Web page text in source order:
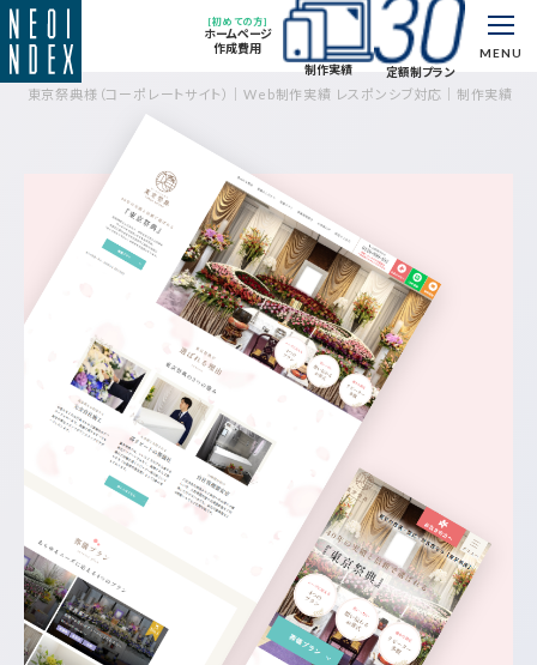
[初めての方]
ホームページ
作成費用
制作実績
定額制プラン
MENU
東京祭典様（コーポレートサイト）｜Web制作実績 レスポンシブ対応｜制作実績